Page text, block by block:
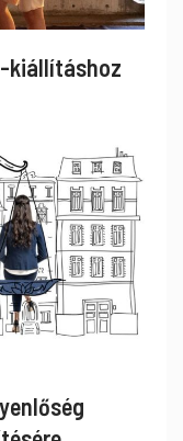
kiállításhoz